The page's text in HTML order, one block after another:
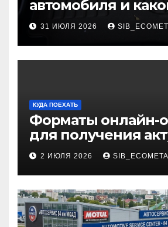
автомобиля и
основное
31 ИЮЛЯ 2026
КУДА ПОЕХАТЬ
Форматы онлайн-
для получения
профессий
2 ИЮЛЯ 2026